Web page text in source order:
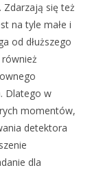
Zdarzają się też
na tyle małe i
od dłuższego
Dlatego w
momentów,
detektora
dla